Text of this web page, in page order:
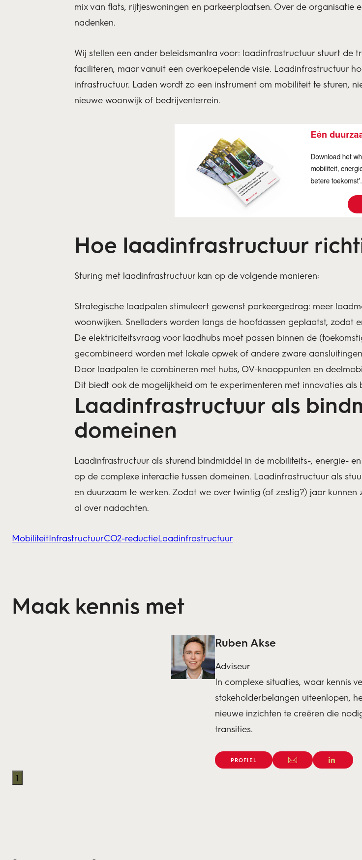
mix van flats, rijtjeswoningen en parkeerplaatsen. Over de
nadenken.
Wij stellen een ander beleidsmantra voor: laadinfrastructuur stuurt de
faciliteren, maar vanuit een overkoepelende visie. Laadinfrastructuur
infrastructuur. Laden wordt zo een instrument om mobiliteit te sturen,
nieuwe woonwijk of bedrijventerrein.
Hoe laadinfrastructuur
Sturing met laadinfrastructuur kan op de volgende manieren:
Strategische laadpalen stimuleert gewenst parkeergedrag: meer
woonwijken. Snelladers worden langs de hoofdassen geplaatst, zodat
De elektriciteitsvraag voor laadhubs moet passen binnen de
gecombineerd worden met lokale opwek of andere zware
Door laadpalen te combineren met hubs, OV-knooppunten en
Dit biedt ook de mogelijkheid om te experimenteren met innovaties als
Laadinfrastructuur als
domeinen
Laadinfrastructuur als sturend bindmiddel in de mobiliteits-, energie-
op de complexe interactie tussen domeinen. Laadinfrastructuur als
en duurzaam te werken. Zodat we over twintig (of zestig?) jaar
al over nadachten.
MobiliteitInfrastructuurCO2-reductieLaadinfrastructuur
Maak kennis met
Ruben Akse
Adviseur
In complexe situaties, waar kennis
stakeholderbelangen uiteenlopen,
nieuwe inzichten te creëren die
transities.
PROFIEL
1